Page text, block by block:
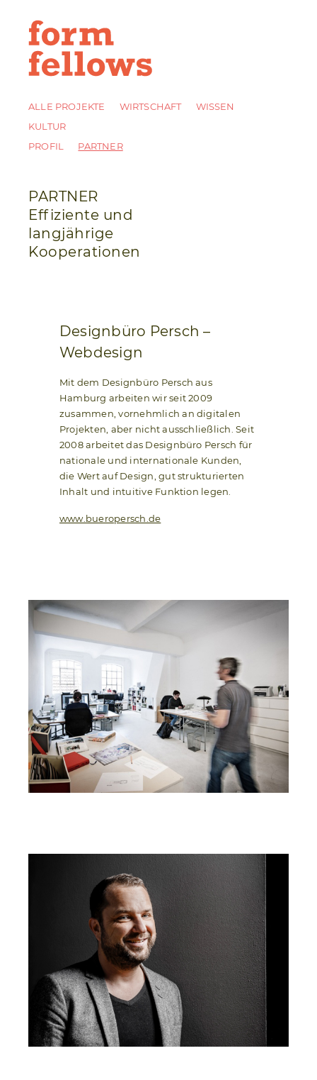
ALLE PROJEKTE WIRTSCHAFT
WISSEN
KULTUR
PROFIL
PARTNER
PARTNER
Effiziente und
langjährige
Kooperationen
Designbüro Persch –
Webdesign
Mit dem Designbüro Persch aus
Hamburg arbeiten wir seit 2009
zusammen, vornehmlich an digitalen
Projekten, aber nicht ausschließlich. Seit
2008 arbeitet das Designbüro Persch für
nationale und internationale Kunden,
die Wert auf Design, gut strukturierten
Inhalt und intuitive Funktion legen.
www.bueropersch.de